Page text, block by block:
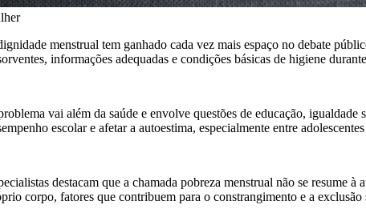
menstrual tem ganhado cada vez mais espaço no debate
informações adequadas e condições básicas de higiene
vai além da saúde e envolve questões de educação,
escolar e afetar a autoestima, especialmente entre
destacam que a chamada pobreza menstrual não se resume
corpo, fatores que contribuem para o constrangimento e a exclusão